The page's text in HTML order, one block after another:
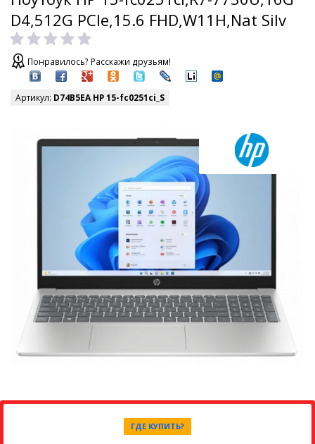
D4,512G PCIe,15.6 FHD,W11H,Nat Silv
Понравилось? Расскажи друзьям!
Артикул: D74B5EA HP 15-fc0251ci_S
ГДЕ КУПИТЬ?